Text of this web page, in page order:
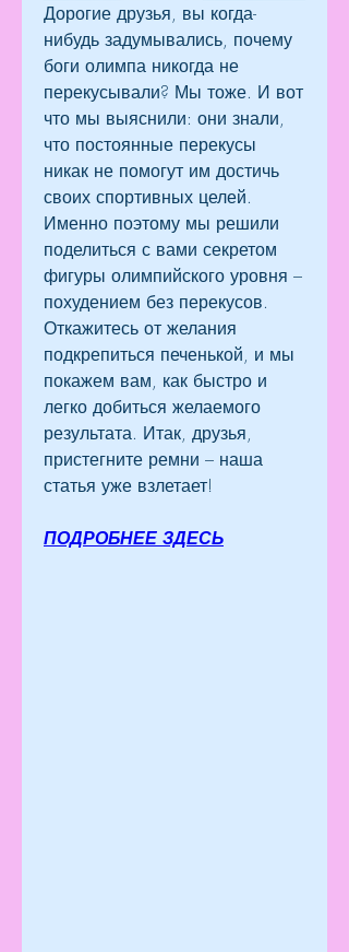
Дорогие друзья, вы когда-
нибудь задумывались, почему
боги олимпа никогда не
перекусывали? Мы тоже. И вот
что мы выяснили: они знали,
что постоянные перекусы
никак не помогут им достичь
своих спортивных целей.
Именно поэтому мы решили
поделиться с вами секретом
фигуры олимпийского уровня –
похудением без перекусов.
Откажитесь от желания
подкрепиться печенькой, и мы
покажем вам, как быстро и
легко добиться желаемого
результата. Итак, друзья,
пристегните ремни – наша
статья уже взлетает!
ПОДРОБНЕЕ ЗДЕСЬ